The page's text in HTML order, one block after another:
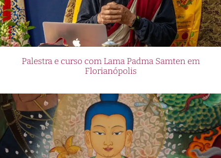
Palestra e curso com Lama Padma Samten em
Florianópolis